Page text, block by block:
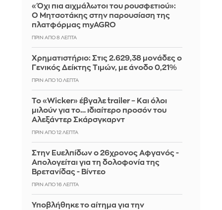
«Όχι πια αιχμάλωτοι του ρουσφετιού»:
Ο Μητσοτάκης στην παρουσίαση της
πλατφόρμας myAGRO
ΠΡΙΝ ΑΠΌ 8 ΛΕΠΤΆ
Χρηματιστήριο: Στις 2.629,38 μονάδες ο
Γενικός Δείκτης Τιμών, με άνοδο 0,21%
ΠΡΙΝ ΑΠΌ 10 ΛΕΠΤΆ
Το «Wicker» έβγαλε trailer – Και όλοι
μιλούν για το… ιδιαίτερο προσόν του
Αλεξάντερ Σκάρσγκαρντ
ΠΡΙΝ ΑΠΌ 12 ΛΕΠΤΆ
Στην Ευελπίδων ο 26χρονος Αφγανός -
Απολογείται για τη δολοφονία της
Βρετανίδας - Βίντεο
ΠΡΙΝ ΑΠΌ 16 ΛΕΠΤΆ
Υποβλήθηκε το αίτημα για την